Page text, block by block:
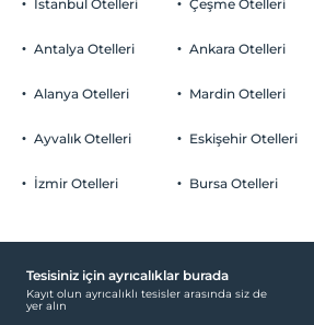
Otopark (Tesis
Çalışma Alanları
Çocuklar
Her bir oda için 7 yaşına kadar 1 çocuk
İstanbul Otelleri
Antalya Otelleri
Alanya Otelleri
Ayvalık Otelleri
İzmir Otelleri
Çeşme Otelleri
Ankara Otelleri
Mardin Otelleri
Eskişehir Otelleri
Bursa Otelleri
Tesisiniz için ayrıcalıklar burada
Kayıt olun ayrıcalıklı tesisler arasında siz de
yer alın